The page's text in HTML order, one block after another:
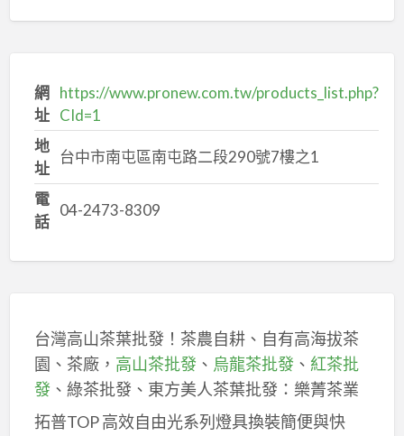
網
址
https://www.pronew.com.tw/products_list.php?
CId=1
地
址
台中市南屯區南屯路二段290號7樓之1
電
話
04-2473-8309
台灣高山茶葉批發！茶農自耕、自有高海拔茶
園、茶廠， 高山茶批發、 烏龍茶批發、 紅茶批
發、綠茶批發、東方美人茶葉批發：樂菁茶業
拓普TOP 高效自由光系列燈具換裝簡便與快